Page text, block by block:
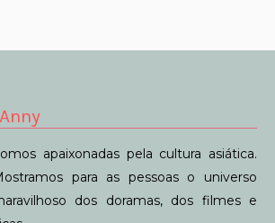
apaixonadas pela cultura asiática.
para as pessoas o universo
dos doramas, dos filmes e